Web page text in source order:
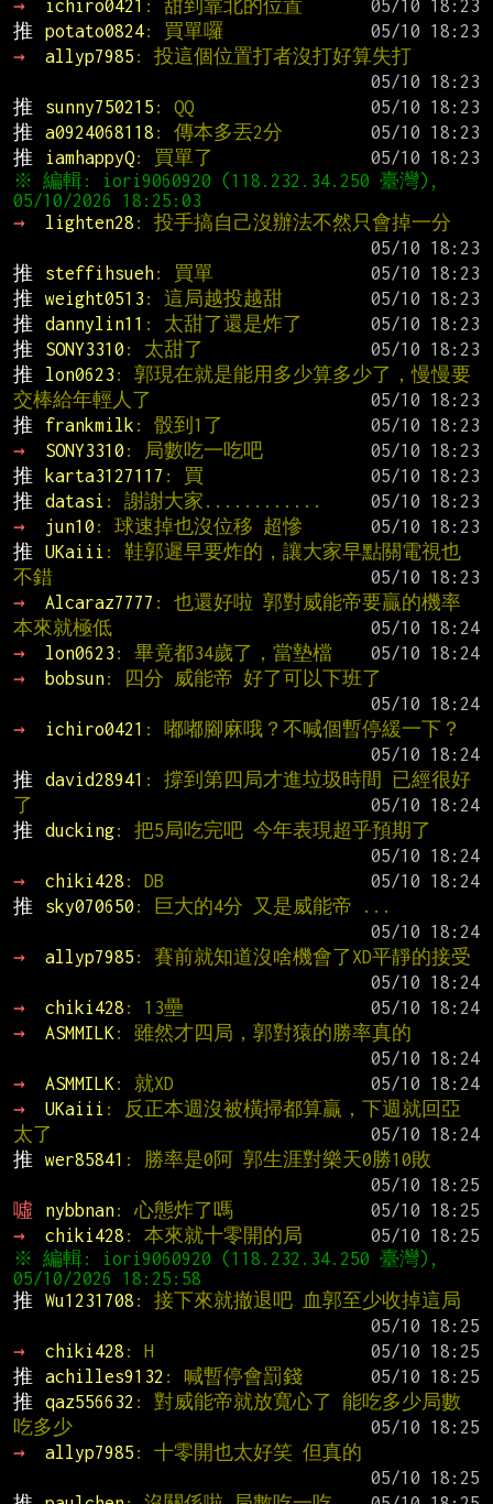
→ ichiro0421 : 甜到靠北的位置
推
potato0824: 買單囉
→
allyp7985 : 投這個位置打者沒打好算失打
推
sunny750215 : QQ
推
a0924068118 : 傳本多丟2分
推
iamhappyQ: 買單了
※ 編輯: iori9060920 (118.232.34.250 臺灣),
→
lighten28 : 投手搞自己沒辦法不然只會掉一分
推
steffihsueh: 買單
推
weight0513 : 這局越投越甜
推
dannylin11 : 太甜了還是炸了
推
SONY3310 : 太甜了
推
lon0623 : 郭現在就是能用多少算多少了，慢慢要
交棒給年輕人了
推
frankmilk : 骰到1了
→
SONY3310 : 局數吃一吃吧
推
karta3127117 : 買
推
datasi : 謝謝大家............
→
jun10 : 球速掉也沒位移 超慘
推
UKaiii : 鞋郭遲早要炸的，讓大家早點關電視也
不錯
→
Alcaraz7777 : 也還好啦 郭對威能帝要贏的機率
本來就極低
→
lon0623 : 畢竟都34歲了，當墊檔
→
bobsun: 四分 威能帝 好了可以下班了
→
ichiro0421 : 嘟嘟腳麻哦？不喊個暫停緩一下？
推
david28941 : 撐到第四局才進垃圾時間 已經很好
了
推
ducking: 把5局吃完吧 今年表現超乎預期了
→
chiki428 : DB
推
sky070650 : 巨大的4分 又是威能帝 ...
→
allyp7985 : 賽前就知道沒啥機會了XD平靜的接受
→
chiki428 : 13壘
→
ASMMILK : 雖然才四局，郭對猿的勝率真的
→
ASMMILK : 就XD
→
UKaiii : 反正本週沒被橫掃都算贏，下週就回亞
太了
推
wer85841 : 勝率是0阿 郭生涯對樂天0勝10敗
噓
nybbnan: 心態炸了嗎
→
chiki428 : 本來就十零開的局
※ 編輯: iori9060920 (118.232.34.250 臺灣),
推
Wu1231708 : 接下來就撤退吧 血郭至少收掉這局
→
chiki428 : H
推
achilles9132 : 喊暫停會罰錢
推
qaz556632 : 對威能帝就放寬心了 能吃多少局數
吃多少
→
allyp7985 : 十零開也太好笑 但真的